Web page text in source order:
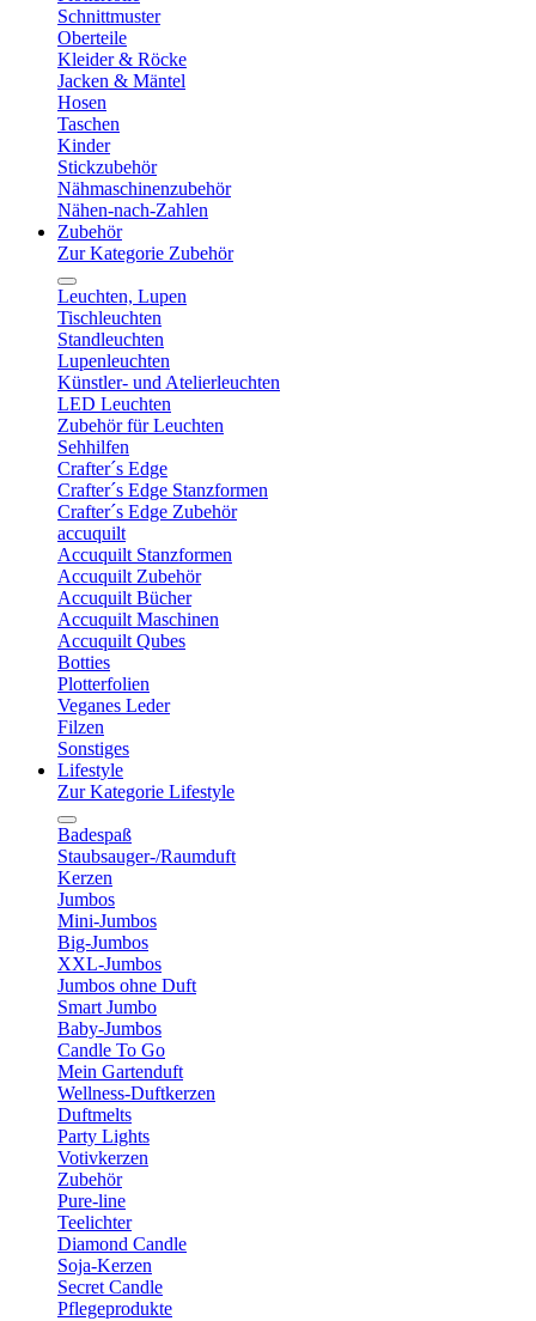
Schnittmuster
Oberteile
Kleider & Röcke
Jacken & Mäntel
Hosen
Taschen
Kinder
Stickzubehör
Nähmaschinenzubehör
Nähen-nach-Zahlen
Zubehör
Zur Kategorie Zubehör
Leuchten, Lupen
Tischleuchten
Standleuchten
Lupenleuchten
Künstler- und Atelierleuchten
LED Leuchten
Zubehör für Leuchten
Sehhilfen
Crafter´s Edge
Crafter´s Edge Stanzformen
Crafter´s Edge Zubehör
accuquilt
Accuquilt Stanzformen
Accuquilt Zubehör
Accuquilt Bücher
Accuquilt Maschinen
Accuquilt Qubes
Botties
Plotterfolien
Veganes Leder
Filzen
Sonstiges
Lifestyle
Zur Kategorie Lifestyle
Badespaß
Staubsauger-/Raumduft
Kerzen
Jumbos
Mini-Jumbos
Big-Jumbos
XXL-Jumbos
Jumbos ohne Duft
Smart Jumbo
Baby-Jumbos
Candle To Go
Mein Gartenduft
Wellness-Duftkerzen
Duftmelts
Party Lights
Votivkerzen
Zubehör
Pure-line
Teelichter
Diamond Candle
Soja-Kerzen
Secret Candle
Pflegeprodukte